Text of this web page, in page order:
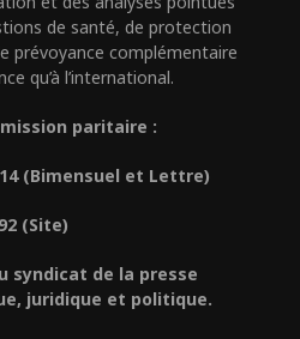
de santé, de protection
prévoyance complémentaire
qu’à l’international.
paritaire :
(Bimensuel et Lettre)
(Site)
syndicat de la presse
juridique et politique.